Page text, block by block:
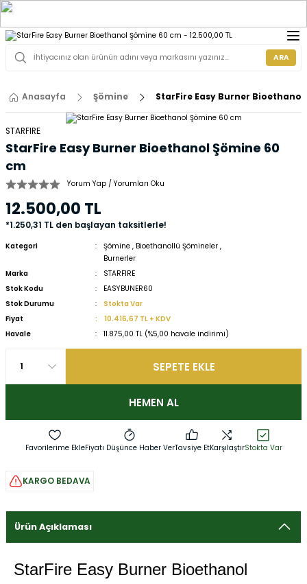
ARA
Anasayfa Şömine StarFire Easy Burner Bioethanol
STARFIRE
StarFire Easy Burner Bioethanol Şömine 60
cm
Yorum Yap / Yorumları Oku
12.500,00 TL
*1.250,31 TL den başlayan taksitlerle!
Kategori Şömine , Bioethanollü Şömineler ,
Burnerler
Marka
STARFIRE
Stok Kodu
EASYBUNER60
Stok Durumu
Stokta Var
Fiyat
10.416,67 TL + KDV
Havale
11.875,00 TL (%5,00 havale indirimi)
SEPETE EKLE
HEMEN AL
Fiyatı Düşünce Haber VerTavsiye EtKarşılaştırStokta Var
KARGO BEDAVA
Ürün Açıklaması
StarFire Easy Burner Bioethanol